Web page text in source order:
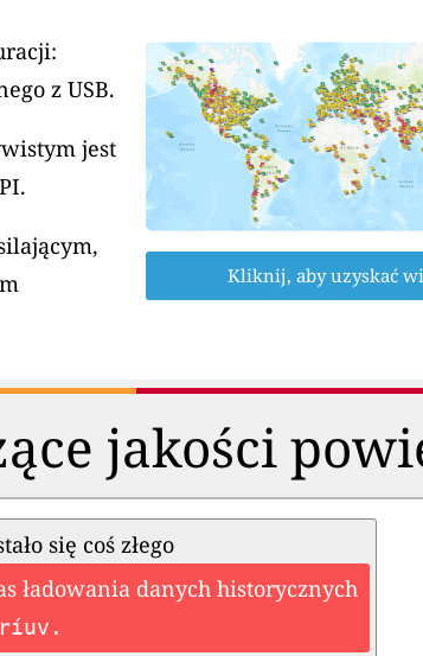
z USB.
jest
Kliknij, aby uzyskać
jakości
się coś złego
ładowania danych historycznych